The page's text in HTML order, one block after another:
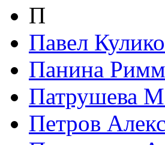
П
Павел
Панина
Патрушева
Петров